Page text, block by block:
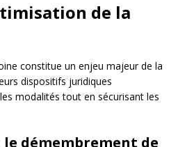
de la
constitue un enjeu majeur de la
dispositifs juridiques
modalités tout en sécurisant les
démembrement de